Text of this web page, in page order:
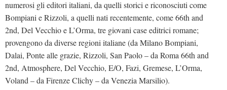
numerosi gli editori italiani, da quelli storici e riconosciuti come
Bompiani e Rizzoli, a quelli nati recentemente, come 66th and
2nd, Del Vecchio e L’Orma, tre giovani case editrici romane;
provengono da diverse regioni italiane (da Milano Bompiani,
Dalai, Ponte alle grazie, Rizzoli, San Paolo – da Roma 66th and
2nd, Atmosphere, Del Vecchio, E/O, Fazi, Gremese, L’Orma,
Voland – da Firenze Clichy – da Venezia Marsilio).